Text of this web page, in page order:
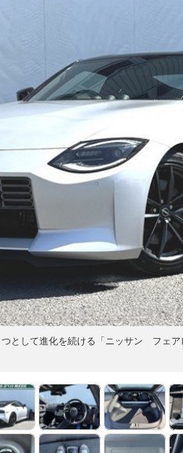
として進化を続ける「ニッサン フェ